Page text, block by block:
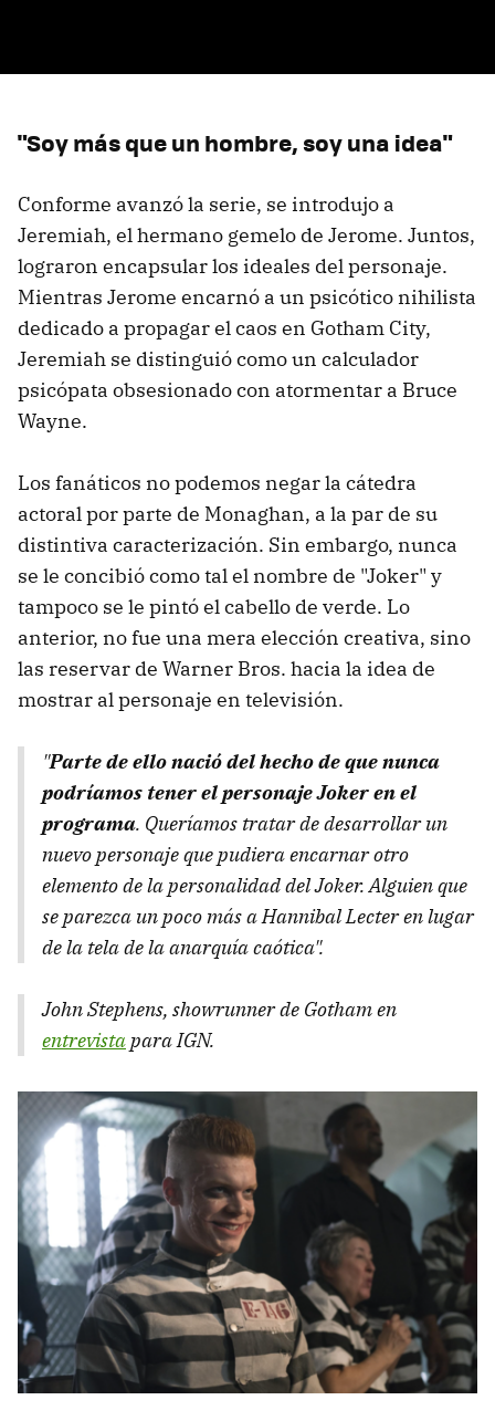
"Soy más que un hombre, soy una idea"
Conforme avanzó la serie, se introdujo a
Jeremiah, el hermano gemelo de Jerome. Juntos,
lograron encapsular los ideales del personaje.
Mientras Jerome encarnó a un psicótico nihilista
dedicado a propagar el caos en Gotham City,
Jeremiah se distinguió como un calculador
psicópata obsesionado con atormentar a Bruce
Wayne.
Los fanáticos no podemos negar la cátedra
actoral por parte de Monaghan, a la par de su
distintiva caracterización. Sin embargo, nunca
se le concibió como tal el nombre de "Joker" y
tampoco se le pintó el cabello de verde. Lo
anterior, no fue una mera elección creativa, sino
las reservar de Warner Bros. hacia la idea de
mostrar al personaje en televisión.
"Parte de ello nació del hecho de que nunca
podríamos tener el personaje Joker en el
programa. Queríamos tratar de desarrollar un
nuevo personaje que pudiera encarnar otro
elemento de la personalidad del Joker. Alguien que
se parezca un poco más a Hannibal Lecter en lugar
de la tela de la anarquía caótica".
John Stephens, showrunner de Gotham en
entrevistapara IGN.